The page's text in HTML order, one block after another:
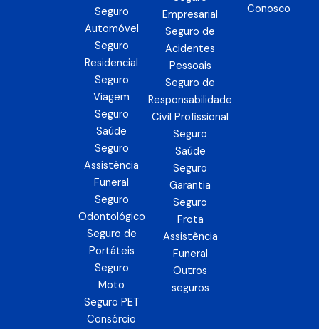
Seguro
Automóvel
Seguro
Residencial
Seguro
Viagem
Seguro
Saúde
Seguro
Assistência
Funeral
Seguro
Odontológico
Seguro de
Portáteis
Seguro
Moto
Seguro PET
Consórcio
Empresarial
Seguro de
Acidentes
Pessoais
Seguro de
Responsabilidade
Civil Profissional
Seguro
Saúde
Seguro
Garantia
Seguro
Frota
Assistência
Funeral
Outros
seguros
Conosco